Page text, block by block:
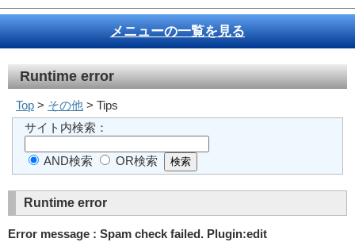
メニューの一覧を見る
Runtime error
Top > その他 > Tips
サイト内検索：
AND検索 OR検索
Runtime error
Error message : Spam check failed. Plugin:edit